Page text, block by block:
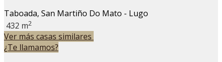
Taboada, San Martiño Do Mato - Lugo
432 m2
Ver más casas similares
¿Te llamamos?